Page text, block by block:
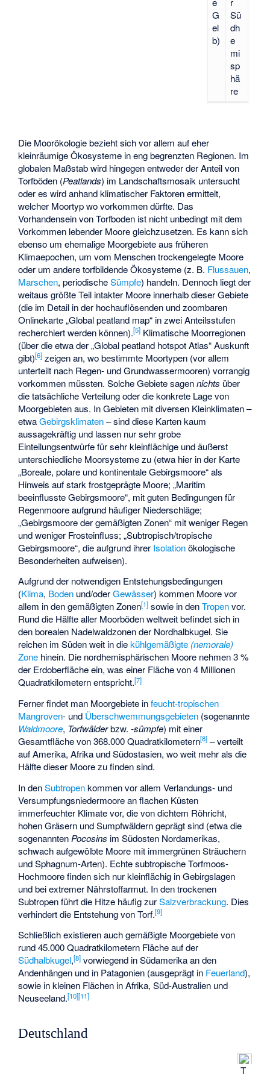
G
el
b)
Sü
dh
e
mi
sp
hä
re
Die Moorökologie bezieht sich vor allem auf eher
kleinräumige Ökosysteme in eng begrenzten Regionen. Im
globalen Maßstab wird hingegen entweder der Anteil von
Torfböden (Peatlands) im Landschaftsmosaik untersucht
oder es wird anhand klimatischer Faktoren ermittelt,
welcher Moortyp wo vorkommen dürfte. Das
Vorhandensein von Torfboden ist nicht unbedingt mit dem
Vorkommen lebender Moore gleichzusetzen. Es kann sich
ebenso um ehemalige Moorgebiete aus früheren
Klimaepochen, um vom Menschen trockengelegte Moore
oder um andere torfbildende Ökosysteme (z. B. Flussauen,
Marschen, periodischeSümpfe) handeln. Dennoch liegt der
weitaus größte Teil intakter Moore innerhalb dieser Gebiete
(die im Detail in der hochauflösenden und zoombaren
Onlinekarte „Global peatland map“ in zwei Anteilsstufen
recherchiert werden können).[5] Klimatische Moorregionen
(über die etwa der „Global peatland hotspot Atlas“ Auskunft
gibt)[6] zeigen an, wo bestimmte Moortypen (vor allem
unterteilt nach Regen- und Grundwassermooren) vorrangig
vorkommen müssten. Solche Gebiete sagennichts über
die tatsächliche Verteilung oder die konkrete Lage von
Moorgebieten aus. In Gebieten mit diversen Kleinklimaten –
etwaGebirgsklimaten– sind diese Karten kaum
aussagekräftig und lassen nur sehr grobe
Einteilungsentwürfe für sehr kleinflächige und äußerst
unterschiedliche Moorsysteme zu (etwa hier in der Karte
„Boreale, polare und kontinentale Gebirgsmoore“ als
Hinweis auf stark frostgeprägte Moore; „Maritim
beeinflusste Gebirgsmoore“, mit guten Bedingungen für
Regenmoore aufgrund häufiger Niederschläge;
„Gebirgsmoore der gemäßigten Zonen“ mit weniger Regen
und weniger Frosteinfluss; „Subtropisch/tropische
Gebirgsmoore“, die aufgrund ihrer Isolationökologische
Besonderheiten aufweisen).
Aufgrund der notwendigen Entstehungsbedingungen
(Klima, Boden und/oderGewässer) kommen Moore vor
allem in dengemäßigten Zonen[1] sowie in denTropenvor.
Rund die Hälfte aller Moorböden weltweit befindet sich in
denborealen Nadelwaldzonender Nordhalbkugel. Sie
reichen im Süden weit in diekühlgemäßigte (nemorale)
Zone hinein. Die nordhemisphärischen Moore nehmen 3 %
der Erdoberfläche ein, was einer Fläche von 4 Millionen
Quadratkilometern entspricht.[7]
Ferner findet man Moorgebiete infeucht-tropischen
Mangroven- und Überschwemmungsgebieten (sogenannte
Waldmoore, Torfwälderbzw.-sümpfe) mit einer
Gesamtfläche von 368.000 Quadratkilometern[8] – verteilt
auf Amerika, Afrika und Südostasien, wo weit mehr als die
Hälfte dieser Moore zu finden sind.
In denSubtropenkommen vor allem Verlandungs- und
Versumpfungsniedermoore an flachen Küsten
immerfeuchter Klimate vor, die von dichtem Röhricht,
hohen Gräsern und Sumpfwäldern geprägt sind (etwa die
sogenannten Pocosins im Südosten Nordamerikas,
schwach aufgewölbte Moore mit immergrünen Sträuchern
und Sphagnum-Arten). Echte subtropische Torfmoos-
Hochmoore finden sich nur kleinflächig in Gebirgslagen
und bei extremer Nährstoffarmut. In den trockenen
Subtropen führt die Hitze häufig zurSalzverbrackung. Dies
verhindert die Entstehung von Torf.[9]
Schließlich existieren auch gemäßigte Moorgebiete von
rund 45.000 Quadratkilometern Fläche auf der
Südhalbkugel,[8] vorwiegend in Südamerika an den
Andenhängen und in Patagonien (ausgeprägt in Feuerland),
sowie in kleinen Flächen in Afrika, Süd-Australien und
Neuseeland.[10][11]
Deutschland
T